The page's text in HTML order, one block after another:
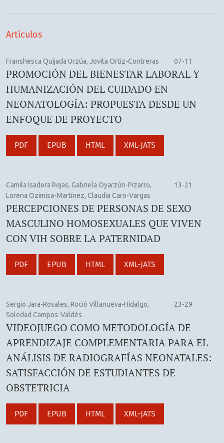
Artículos
Franshesca Quijada Urzúa, Jovita Ortiz-Contreras 07-11
PROMOCIÓN DEL BIENESTAR LABORAL Y
HUMANIZACIÓN DEL CUIDADO EN
NEONATOLOGÍA: PROPUESTA DESDE UN
ENFOQUE DE PROYECTO
PDF EPUB HTML XML-JATS
Camila Isadora Rojas, Gabriela Oyarzún-Pizarro,
Lorena Ozimisa-Martínez, Claudia Caro-Vargas
13-21
PERCEPCIONES DE PERSONAS DE SEXO
MASCULINO HOMOSEXUALES QUE VIVEN
CON VIH SOBRE LA PATERNIDAD
PDF EPUB HTML XML-JATS
Sergio Jara-Rosales, Roció Villanueva-Hidalgo,
Soledad Campos-Valdés
23-29
VIDEOJUEGO COMO METODOLOGÍA DE
APRENDIZAJE COMPLEMENTARIA PARA EL
ANÁLISIS DE RADIOGRAFÍAS NEONATALES:
SATISFACCIÓN DE ESTUDIANTES DE
OBSTETRICIA
PDF EPUB HTML XML-JATS